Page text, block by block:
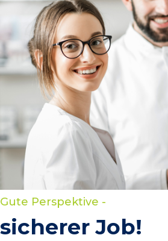
Gute Perspektive -
sicherer Job!